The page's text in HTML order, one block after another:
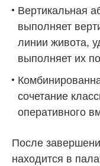
Вертикальная
выполняет
линии живота,
выполняет их
сочетание
оперативного
После
находится в